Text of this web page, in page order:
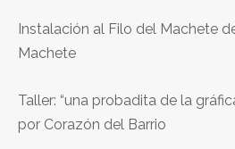
Instalación al Filo del Machete
Machete
Taller: “una probadita de la
por Corazón del Barrio